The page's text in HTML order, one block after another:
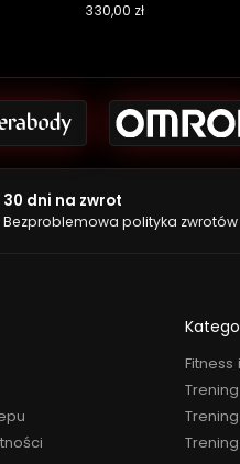
330,00 zł
30 dni na zwrot
Bezproblemowa polityka zwrotów
Fitness